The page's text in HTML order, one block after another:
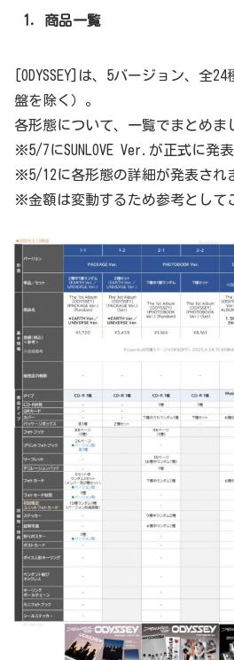
1．商品一覧
[ODYSSEY]は、5バージョン、全
盤を除く）。
各形態について、一覧でまとめま
※5/7にSUNLOVE Ver.が正式に発
※5/12に各形態の詳細が発表され
※金額は変動するため参考として